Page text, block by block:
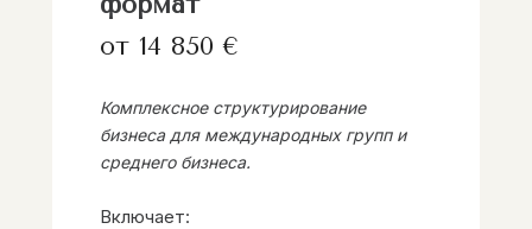
от 14 850 €
Комплексное структурирование
бизнеса для международных групп и
среднего бизнеса.
Включает: